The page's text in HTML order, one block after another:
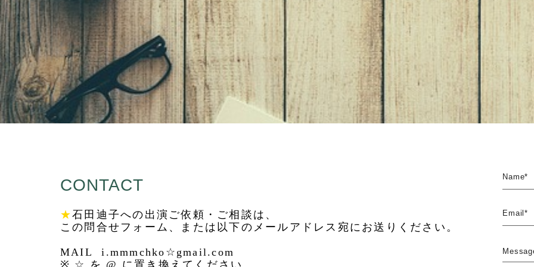
CONTACT
★石田迪子への出演ご依頼・ご相談は、
この問合せフォーム、または以下のメールアドレス宛にお送りください。
MAIL i.mmmchko☆gmail.com
Name*
Email*